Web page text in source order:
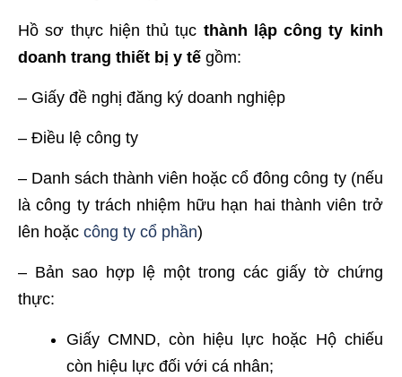
Hồ sơ thực hiện thủ tục thành lập công ty kinh
doanh trang thiết bị y tế gồm:
– Giấy đề nghị đăng ký doanh nghiệp
– Điều lệ công ty
– Danh sách thành viên hoặc cổ đông công ty (nếu
là công ty trách nhiệm hữu hạn hai thành viên trở
lên hoặc công ty cổ phần)
– Bản sao hợp lệ một trong các giấy tờ chứng
thực:
Giấy CMND, còn hiệu lực hoặc Hộ chiếu
còn hiệu lực đối với cá nhân;